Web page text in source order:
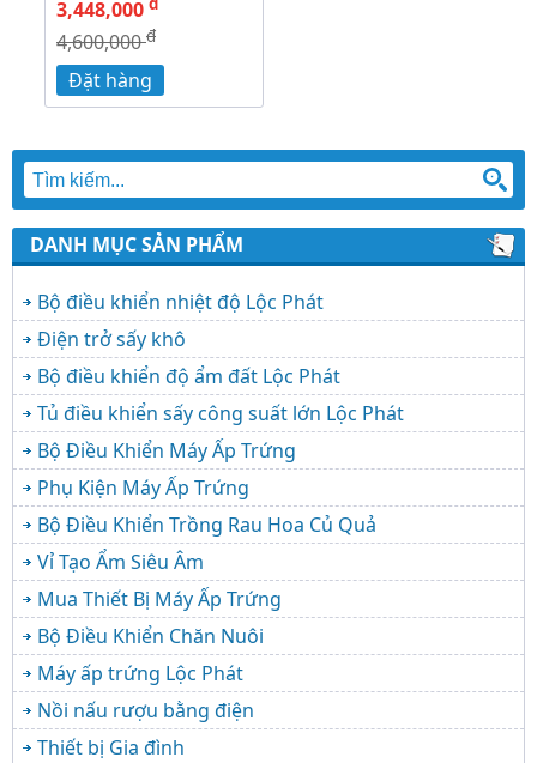
3,448,000
4,600,000đ
Đặt hàng
DANH MỤC SẢN PHẨM
Bộ điều khiển nhiệt độ Lộc Phát
Điện trở sấy khô
Bộ điều khiển độ ẩm đất Lộc Phát
Tủ điều khiển sấy công suất lớn Lộc Phát
Bộ Điều Khiển Máy Ấp Trứng
Phụ Kiện Máy Ấp Trứng
Bộ Điều Khiển Trồng Rau Hoa Củ Quả
Vỉ Tạo Ẩm Siêu Âm
Mua Thiết Bị Máy Ấp Trứng
Bộ Điều Khiển Chăn Nuôi
Máy ấp trứng Lộc Phát
Nồi nấu rượu bằng điện
Thiết bị Gia đình